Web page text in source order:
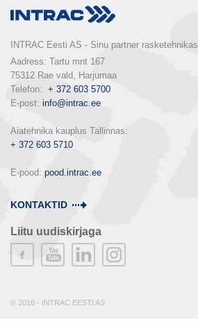
INTRAC Eesti AS - Sinu partner rasketehnikas
Aadress: Tartu mnt 167
75312 Rae vald, Harjumaa
Telefon: + 372 603 5700
E-post: info@intrac.ee
+ 372 603 5710
E-pood: pood.intrac.ee
KONTAKTID
Liitu uudiskirjaga
© 2016 - INTRAC EESTI AS